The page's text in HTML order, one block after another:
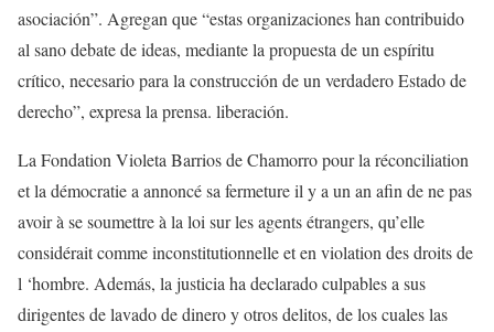
asociación”. Agregan que “estas organizaciones han contribuido
al sano debate de ideas, mediante la propuesta de un espíritu
crítico, necesario para la construcción de un verdadero Estado de
derecho”, expresa la prensa. liberación.
La Fondation Violeta Barrios de Chamorro pour la réconciliation
et la démocratie a annoncé sa fermeture il y a un an afin de ne pas
avoir à se soumettre à la loi sur les agents étrangers, qu’elle
considérait comme inconstitutionnelle et en violation des droits de
l ‘hombre. Además, la justicia ha declarado culpables a sus
dirigentes de lavado de dinero y otros delitos, de los cuales las